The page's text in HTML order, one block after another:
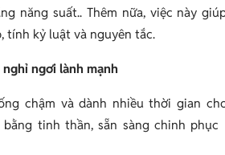
năng suất.. Thêm nữa, việc này
tính kỷ luật và nguyên tắc.
ngơi lành mạnh
chậm và dành nhiều thời gian
tinh thần, sẵn sàng chinh phục